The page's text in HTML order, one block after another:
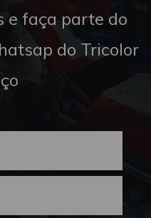
e faça parte do
do Tricolor